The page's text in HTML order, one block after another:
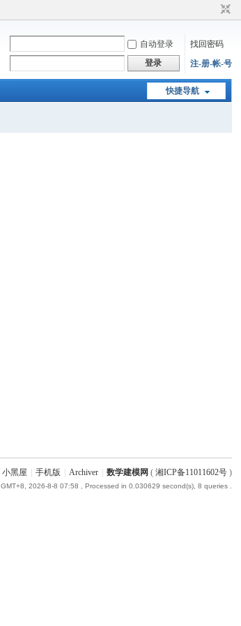
自动登录
找回密码
登录 注-册-帐-号
快捷导航
小黑屋 手机版 Archiver 数学建模网 ( 湘ICP备11011602号)
GMT+8, 2026-8-8 07:58 , Processed in 0.030629 second(s), 8 queries .